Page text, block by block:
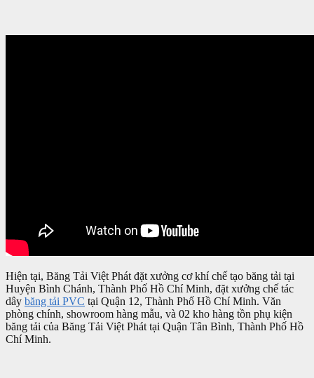
Hiện tại, Băng Tải Việt Phát đặt xưởng cơ khí chế tạo băng tải tại
Huyện Bình Chánh, Thành Phố Hồ Chí Minh, đặt xưởng chế tác
dây băng tải PVC tại Quận 12, Thành Phố Hồ Chí Minh. Văn
phòng chính, showroom hàng mẫu, và 02 kho hàng tồn phụ kiện
băng tải của Băng Tải Việt Phát tại Quận Tân Bình, Thành Phố Hồ
Chí Minh.